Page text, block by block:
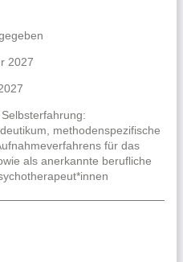
2027
methodenspezifische
für das
als anerkannte berufliche